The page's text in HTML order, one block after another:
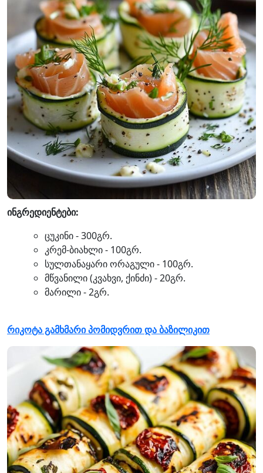
ინგრედიენტები:
ცუკინი - 300გრ.
კრემ-ბიახლი - 100გრ.
სულთანაყარი ორაგული - 100გრ.
მწვანილი (კვახვი, ქინძი) - 20გრ.
მარილი - 2გრ.
რიკოტა გამხმარი პომიდვრით და ბაზილიკით